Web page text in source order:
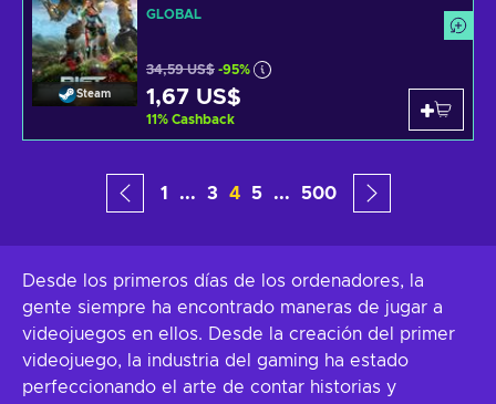
Steam
GLOBAL
34,59 US$ -95%
1,67 US$
11% Cashback
1 ... 3 4 5 ... 500
Desde los primeros días de los ordenadores, la
gente siempre ha encontrado maneras de jugar a
videojuegos en ellos. Desde la creación del primer
videojuego, la industria del gaming ha estado
perfeccionando el arte de contar historias y